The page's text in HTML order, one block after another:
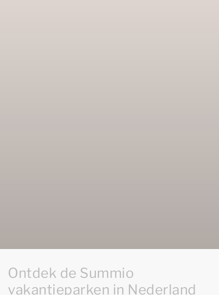
Ontdek de Summio
vakantieparken in Nederland